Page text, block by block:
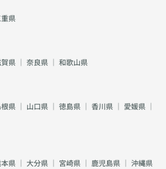
県
県 ｜ 奈良県 ｜ 和歌山県
県 ｜ 山口県 ｜ 徳島県 ｜ 香川県 ｜ 愛媛県 ｜
県 ｜ 大分県 ｜ 宮崎県 ｜ 鹿児島県 ｜ 沖縄県